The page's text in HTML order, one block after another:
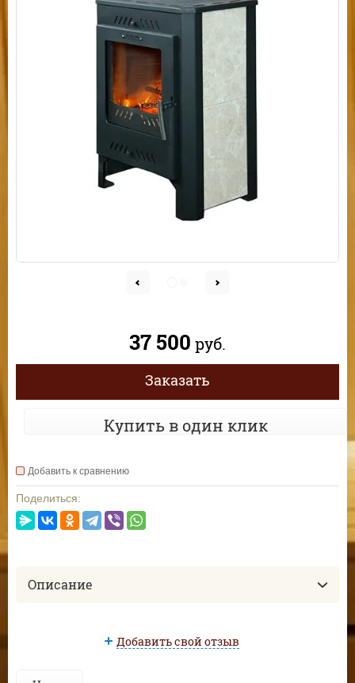
37 500 руб.
Заказать
Купить в один клик
Добавить к сравнению
Поделиться:
Описание
Добавить свой отзыв